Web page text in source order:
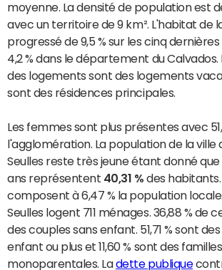
moyenne. La densité de population est
avec un territoire de 9 km². L'habitat de
progressé de 9,5 % sur les cinq
4,2 % dans le département du Calvados.
des logements sont des logements
sont des résidences principales.
Les femmes sont plus présentes avec
l'agglomération. La population de la ville
Seulles reste très jeune étant donné que
ans représentent 40,31 % des
composent à 6,47 % la population
Seulles logent 711 ménages. 36,88 % de
des couples sans enfant. 51,71 % sont
enfant ou plus et 11,60 % sont des familles
monoparentales. Ladette publique